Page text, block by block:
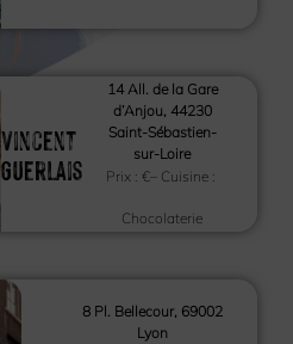
Vincent
Guerlais
14 All. de la Gare
d’Anjou, 44230
Saint-Sébastien-
sur-Loire
Prix : €– Cuisine :
Chocolaterie
8 Pl. Bellecour, 69002
Lyon